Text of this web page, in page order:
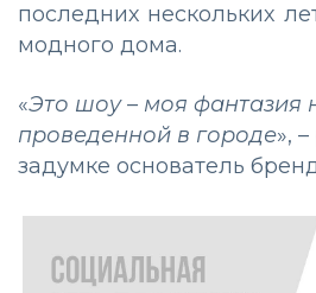
последних нескольких
модного дома.
«Это шоу – моя фантазия
проведенной в городе»,
задумке основатель